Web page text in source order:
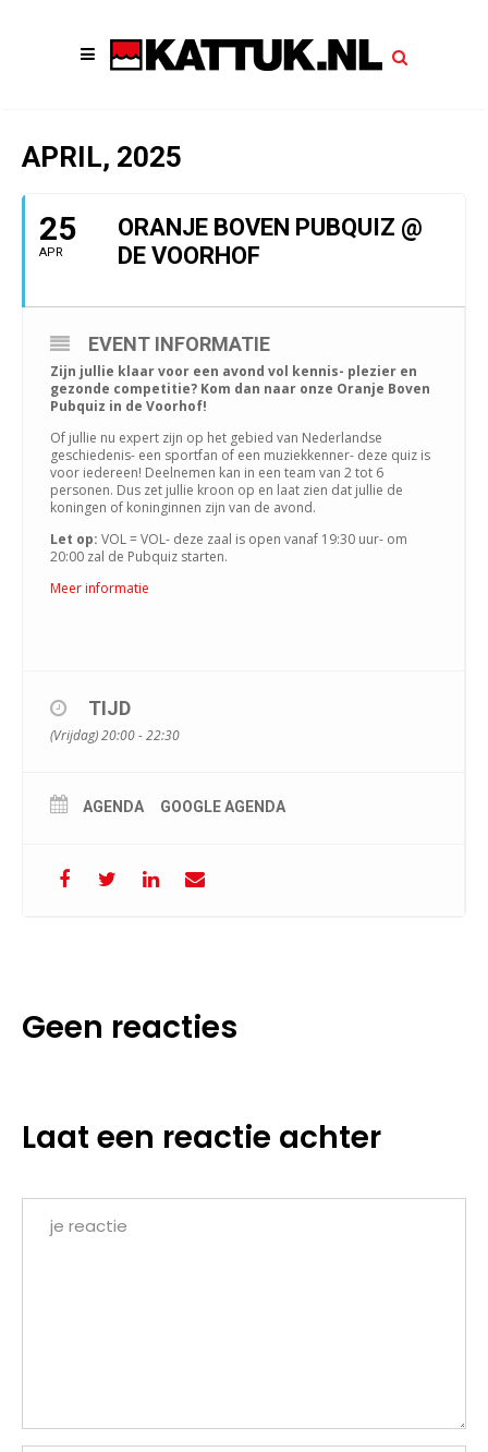
APRIL, 2025
25
APR
ORANJE BOVEN PUBQUIZ @
DE VOORHOF
EVENT INFORMATIE
Zijn jullie klaar voor een avond vol kennis- plezier en
gezonde competitie? Kom dan naar onze Oranje Boven
Pubquiz in de Voorhof!
Of jullie nu expert zijn op het gebied van Nederlandse
geschiedenis- een sportfan of een muziekkenner- deze quiz is
voor iedereen! Deelnemen kan in een team van 2 tot 6
personen. Dus zet jullie kroon op en laat zien dat jullie de
koningen of koninginnen zijn van de avond.
Let op: VOL = VOL- deze zaal is open vanaf 19:30 uur- om
20:00 zal de Pubquiz starten.
Meer informatie
TIJD
(Vrijdag) 20:00 - 22:30
AGENDA GOOGLE AGENDA
Geen reacties
Laat een reactie achter